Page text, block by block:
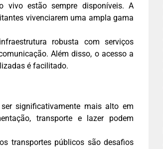
vivo estão sempre disponíveis. A
vivenciarem uma ampla gama
robusta com serviços
Além disso, o acesso a
é facilitado.
significativamente mais alto em
transporte e lazer podem
transportes públicos são desafios